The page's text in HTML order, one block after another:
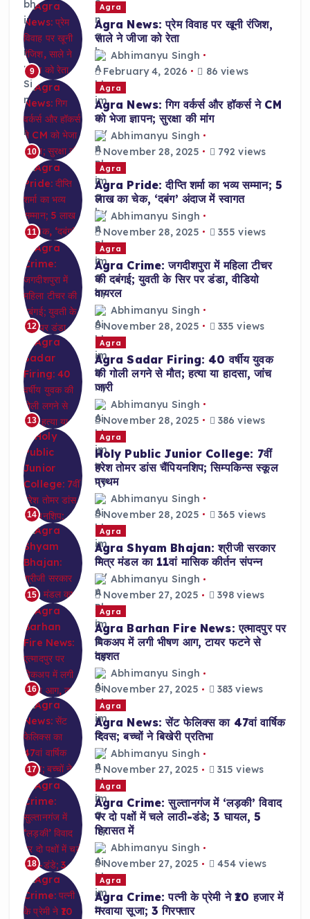
9
Agra
Agra News: प्रेम विवाह पर खूनी रंजिश,
साले ने जीजा को रेता
Abhimanyu Singh
February 4, 2026
86 views
10
Agra
Agra News: गिग वर्कर्स और हॉकर्स ने CM
को भेजा ज्ञापन; सुरक्षा की मांग
Abhimanyu Singh
November 28, 2025
792 views
11
Agra
Agra Pride: दीप्ति शर्मा का भव्य सम्मान; 5
लाख का चेक, ‘दबंग’ अंदाज में स्वागत
Abhimanyu Singh
November 28, 2025
355 views
12
Agra
Agra Crime: जगदीशपुरा में महिला टीचर
की दबंगई; युवती के सिर पर डंडा, वीडियो
वायरल
Abhimanyu Singh
November 28, 2025
335 views
13
Agra
Agra Sadar Firing: 40 वर्षीय युवक
की गोली लगने से मौत; हत्या या हादसा, जांच
जारी
Abhimanyu Singh
November 28, 2025
386 views
14
Agra
Holy Public Junior College: 7वीं
हरेश तोमर डांस चैंपियनशिप; सिम्पकिन्स स्कूल
प्रथम
Abhimanyu Singh
November 28, 2025
365 views
15
Agra
Agra Shyam Bhajan: श्रीजी सरकार
मित्र मंडल का 11वां मासिक कीर्तन संपन्न
Abhimanyu Singh
November 27, 2025
398 views
16
Agra
Agra Barhan Fire News: एत्मादपुर पर
पिकअप में लगी भीषण आग, टायर फटने से
दहशत
Abhimanyu Singh
November 27, 2025
383 views
17
Agra
Agra News: सेंट फेलिक्स का 47वां वार्षिक
दिवस; बच्चों ने बिखेरी प्रतिभा
Abhimanyu Singh
November 27, 2025
315 views
18
Agra
Agra Crime: सुल्तानगंज में ‘लड़की’ विवाद
पर दो पक्षों में चले लाठी-डंडे; 3 घायल, 5
हिरासत में
Abhimanyu Singh
November 27, 2025
454 views
Agra
Agra Crime: पत्नी के प्रेमी ने ₹10 हजार में
मरवाया सूजा; 3 गिरफ्तार